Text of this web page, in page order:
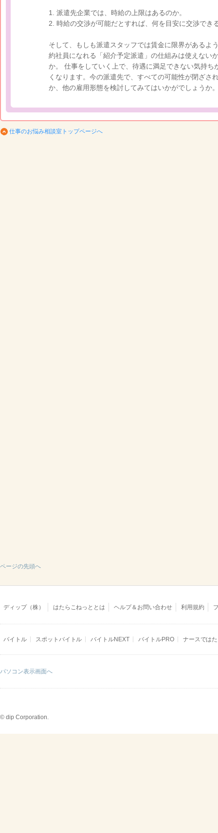
1. 派遣先企業では、時給の上限はあるのか。
2. 時給の交渉が可能だとすれば、何を目安に交渉でき
そして、もしも派遣スタッフでは賃金に限界があるよ
約社員になれる「紹介予定派遣」の仕組みは使えない
か。 仕事をしていく上で、待遇に満足できない気持ち
くなります。今の派遣先で、すべての可能性が閉ざさ
か、他の雇用形態を検討してみてはいかがでしょうか
仕事のお悩み相談室トップページへ
ページの先頭へ
ディップ（株） はたらこねっととは ヘルプ＆お問い合わせ 利用規約
バイトル スポットバイトル バイトルNEXT バイトルPRO ナースでは
パソコン表示画面へ
© dip Corporation.